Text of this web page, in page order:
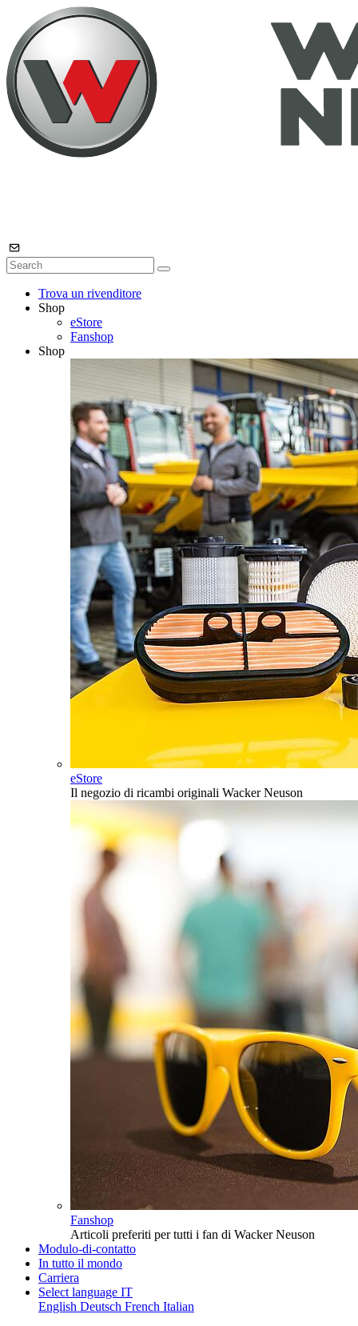
Trova un rivenditore
Shop
eStore
Fanshop
Shop
eStore
Il negozio di ricambi originali Wacker Neuson
Fanshop
Articoli preferiti per tutti i fan di Wacker Neuson
Modulo-di-contatto
In tutto il mondo
Carriera
Select language IT
English Deutsch French Italian